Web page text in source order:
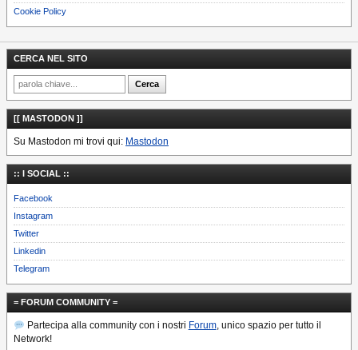
Cookie Policy
CERCA NEL SITO
[[ MASTODON ]]
Su Mastodon mi trovi qui: Mastodon
:: I SOCIAL ::
Facebook
Instagram
Twitter
Linkedin
Telegram
= FORUM COMMUNITY =
Partecipa alla community con i nostri Forum, unico spazio per tutto il
Network!